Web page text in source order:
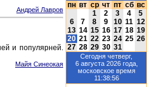
Андрей Лавров
и популярней.
Майя Синеокая
пн вт ср чт пт сб вс
1
2 3 4
5
6
7 8 9 10 11 12
13 14 15 16 17 18 19
20 21 22 23 24 25 26
27 28 29 30 31
Сегодня четверг,
6 августа 2026года,
московское время
11:38:56